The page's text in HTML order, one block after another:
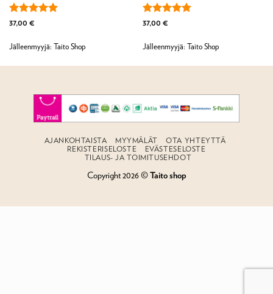
Arvostelu
/ 5
37,00 €
Jälleenmyyjä: Taito Shop
Arvostelu
/ 5
37,00 €
Jälleenmyyjä: Taito Shop
AJANKOHTAISTA MYYMÄLÄT
OTA YHTEYTTÄ
REKISTERISELOSTE
EVÄSTESELOSTE
TILAUS- JA TOIMITUSEHDOT
Copyright 2026 ©Taito shop